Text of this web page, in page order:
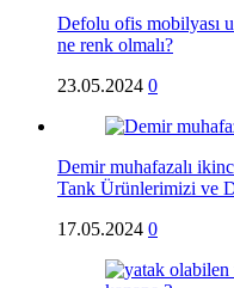
Defolu ofis mobilyası
ne renk olmalı?
23.05.2024 0
Demir muhafazalı
Tank Ürünlerimizi ve
17.05.2024 0